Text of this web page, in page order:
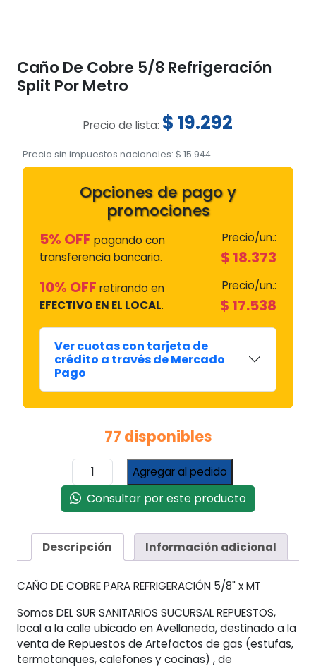
Caño De Cobre 5/8 Refrigeración
Split Por Metro
Precio de lista: $19.292
Precio sin impuestos nacionales: $ 15.944
Opciones de pago y
promociones
5% OFF pagando con
transferencia bancaria.
Precio/un.:
$ 18.373
10% OFF retirando en
EFECTIVO EN EL LOCAL.
Precio/un.:
$ 17.538
Ver cuotas con tarjeta de
crédito a través de Mercado
Pago
77 disponibles
Caño
De
Cobre
5/8
Split
Por
cantidad
Agregar al pedido
Consultar por este producto
Descripción Información adicional
CAÑO DE COBRE PARA REFRIGERACIÓN 5/8" x MT
Somos DEL SUR SANITARIOS SUCURSAL REPUESTOS,
local a la calle ubicado en Avellaneda, destinado a la
venta de Repuestos de Artefactos de gas (estufas,
termotanques, calefones y cocinas) , de